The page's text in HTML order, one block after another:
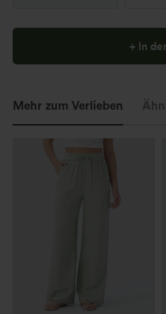
+ In
Mehr zum Verlieben